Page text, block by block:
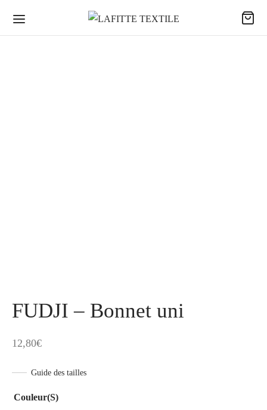
FUDJI – Bonnet uni
12,80€
Guide des tailles
Couleur(s)